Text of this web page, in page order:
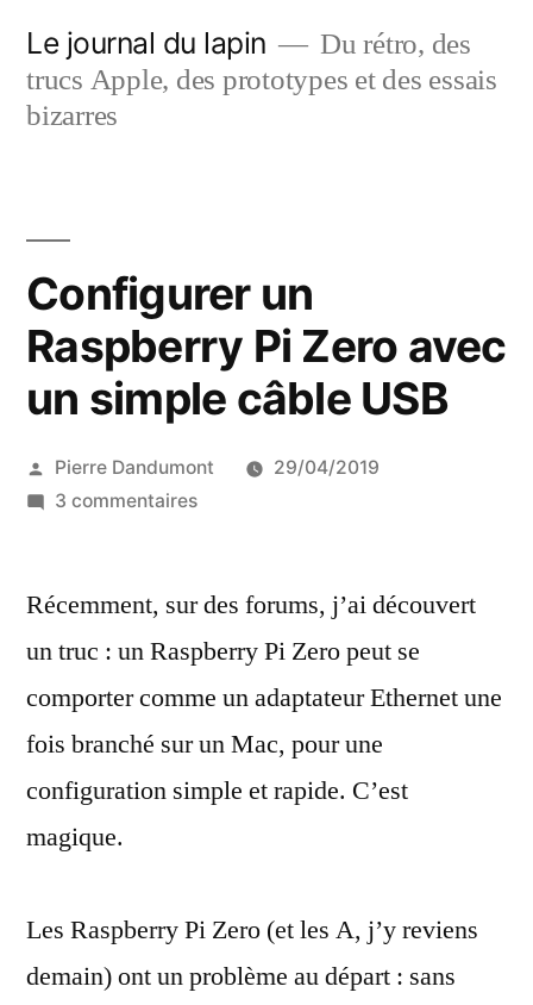
contenu
Le journal du lapin
Du rétro, des
trucs Apple, des prototypes et des essais
bizarres
Configurer un
Raspberry Pi Zero avec
un simple câble USB
Publié
par
Pierre Dandumont
29/04/2019
3 commentairessur
Raspberry
Zero
avec
câble
Récemment, sur des forums, j’ai découvert
un truc : un Raspberry Pi Zero peut se
comporter comme un adaptateur Ethernet une
fois branché sur un Mac, pour une
configuration simple et rapide. C’est
magique.
Les Raspberry Pi Zero (et les A, j’y reviens
demain) ont un problème au départ : sans